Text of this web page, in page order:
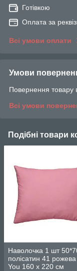
Готівкою
Оплата за
Всі умови оплати
Умови
Повернення товару
Всі умови
Подібні товари
Наволочка 1 шт
полісатин 41
You 160 x 220 см